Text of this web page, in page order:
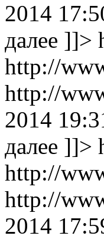
2014
далее ]]>
http://
http://
2014
далее ]]>
http://
http://
2014